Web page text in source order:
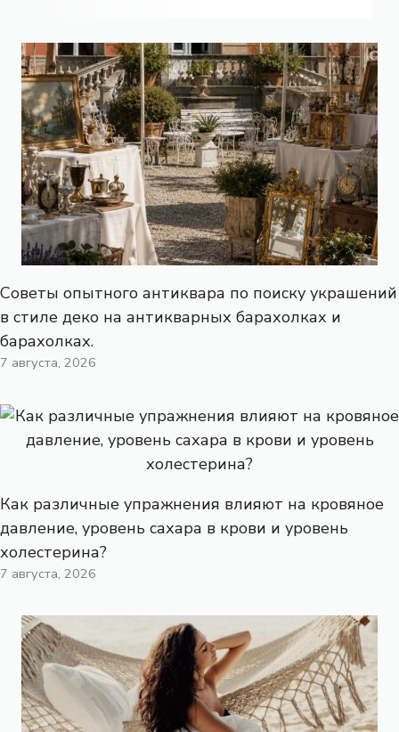
Советы опытного антиквара по поиску украшений
в стиле деко на антикварных барахолках и
барахолках.
7 августа, 2026
Как различные упражнения влияют на кровяное
давление, уровень сахара в крови и уровень
холестерина?
7 августа, 2026